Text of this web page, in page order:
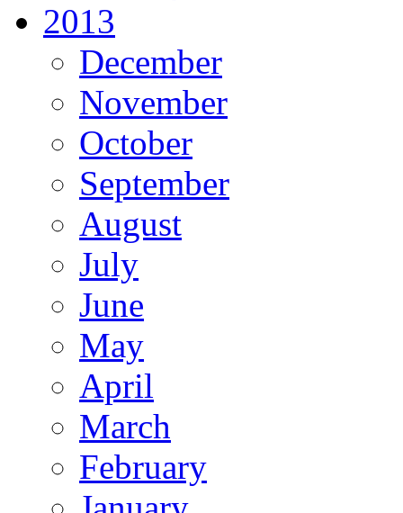
2013
December
November
October
September
August
July
June
May
April
March
February